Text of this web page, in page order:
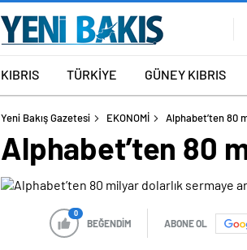
KIBRIS TÜRKİYE GÜNEY KIBRIS
Yeni Bakış Gazetesi EKONOMİ Alphabet’ten 80
Alphabet’ten 80
0
BEĞENDİM ABONE OL